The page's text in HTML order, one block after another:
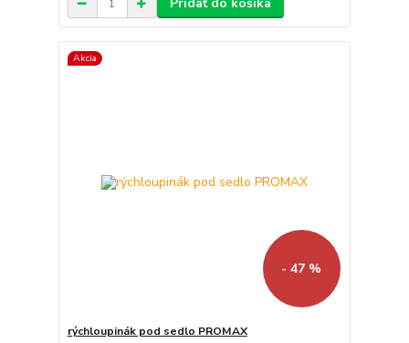
Akcia
- 47 %
rýchloupinák pod sedlo PROMAX